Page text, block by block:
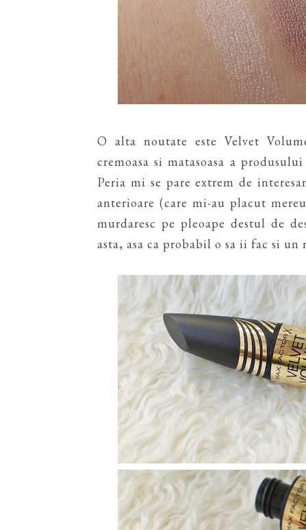
O alta noutate este Velvet
cremoasa si matasoasa a
Peria mi se pare extrem de
anterioare (care mi-au placut
murdaresc pe pleoape destul de
asta, asa ca probabil o sa ii fac si un